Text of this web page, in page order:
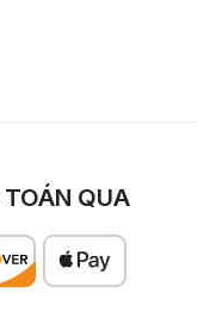
QUA